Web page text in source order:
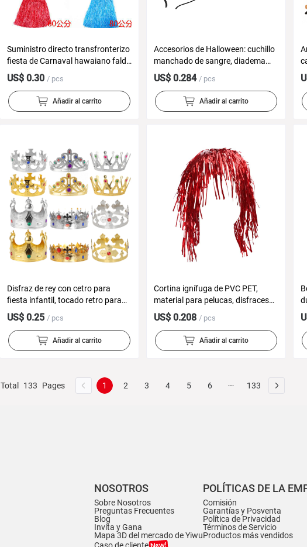
Suministro directo transfronterizo
fiesta de Carnaval hawaiano falda
hula traje Amazon jardín de
infantes accesorios de
rendimiento para adultos hula
dance
US$ 0.30 / pcs
Añadir al carrito
Accesorios de Halloween: cuchillo
manchado de sangre, diadema
con sierra de zombi, casco con
cabeza de hacha de plástico,
fiesta de terror.
US$ 0.284 / pcs
Añadir al carrito
Disfraz de rey con cetro para
fiesta infantil, tocado retro para
fiesta de cumpleaños y disfraces
de Halloween
US$ 0.25 / pcs
Añadir al carrito
Cortina ignífuga de PVC PET,
material para pelucas, disfraces
de Halloween y manualidades
navideñas
US$ 0.208 / pcs
Añadir al carrito
Total 133 Pages 1 2 3 4 5 6 133
NOSOTROS
Sobre Nosotros
Preguntas Frecuentes
Blog
Invita y Gana
Mapa 3D del mercado de Yiwu
POLÍTICAS DE LA
Comisión
Garantías y Posventa
Política de Privacidad
Términos de Servicio
Productos más vendidos